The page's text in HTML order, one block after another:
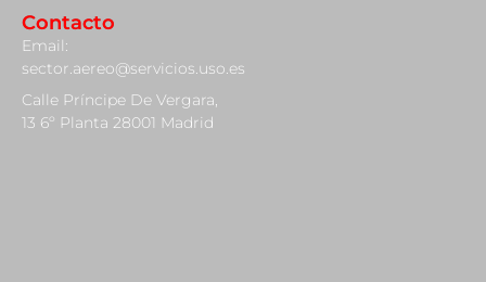
Contacto
Email:
sector.aereo@servicios.uso.es
Calle Príncipe De Vergara,
13 6º Planta 28001 Madrid